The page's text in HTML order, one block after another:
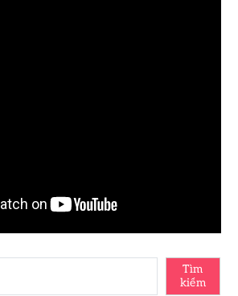
Tìm
kiếm